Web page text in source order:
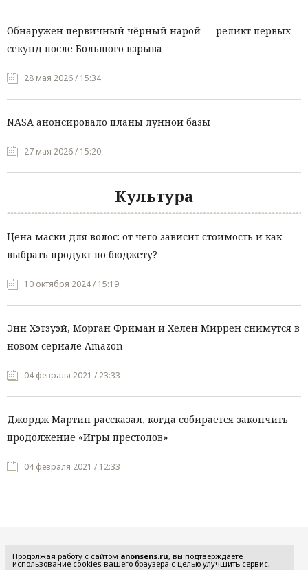
Обнаружен первичный чёрный нарой — реликт первых
секунд после Большого взрыва
28 мая 2026 / 15:34
NASA анонсировало планы лунной базы
27 мая 2026 / 15:20
Культура
Цена маски для волос: от чего зависит стоимость и как
выбрать продукт по бюджету?
10 октября 2024 / 15:19
Энн Хэтэуэй, Морган Фриман и Хелен Миррен снимутся в
новом сериале Amazon
04 февраля 2021 / 23:33
Джордж Мартин рассказал, когда собирается закончить
продолжение «Игры престолов»
04 февраля 2021 / 12:33
Продолжая работу с сайтом anonsens.ru, вы подтверждаете
использование cookies вашего браузера с целью улучшить сервис,